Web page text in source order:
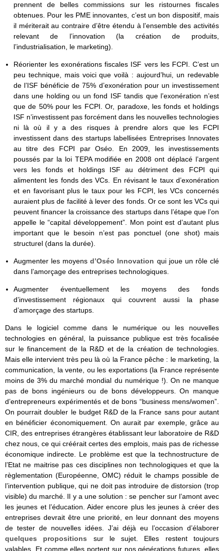
prennent de belles commissions sur les ristournes fiscales
obtenues. Pour les PME innovantes, c’est un bon dispositif, mais
il mériterait au contraire d’être étendu à l’ensemble des activités
relevant de l’innovation (la création de produits,
l’industrialisation, le marketing).
Réorienter les exonérations fiscales ISF vers les FCPI. C’est un
peu technique, mais voici que voilà : aujourd’hui, un redevable
de l’ISF bénéficie de 75% d’exonération pour un investissement
dans une holding ou un fond ISF tandis que l’exonération n’est
que de 50% pour les FCPI. Or, paradoxe, les fonds et holdings
ISF n’investissent pas forcément dans les nouvelles technologies
ni là où il y a des risques à prendre alors que les FCPI
investissent dans des startups labellisées Entreprises Innovates
au titre des FCPI par Oséo. En 2009, les investissements
poussés par la loi TEPA modifiée en 2008 ont déplacé l’argent
vers les fonds et holdings ISF au détriment des FCPI qui
alimentent les fonds des VCs. En révisant le taux d’exonération
et en favorisant plus le taux pour les FCPI, les VCs concernés
auraient plus de facilité à lever des fonds. Or ce sont les VCs qui
peuvent financer la croissance des startups dans l’étape que l’on
appelle le “capital développement”. Mon point est d’autant plus
important que le besoin n’est pas ponctuel (one shot) mais
structurel (dans la durée).
Augmenter les moyensd’Oséo Innovation qui joue un rôle clé
dans l’amorçage des entreprises technologiques.
Augmenter éventuellement les moyens des fonds
d’investissement régionaux qui couvrent aussi la phase
d’amorçage des startups.
Dans le logiciel comme dans le numérique ou les nouvelles
technologies en général, la puissance publique est très focalisée
sur le financement de la R&D et de la création de technologies.
Mais elle intervient très peu là où la France pêche : le marketing, la
communication, la vente, ou les exportations (la France représente
moins de 3% du marché mondial du numérique !). On ne manque
pas de bons ingénieurs ou de bons développeurs. On manque
d’entrepreneurs expérimentés et de bons “business mens/women”.
On pourrait doubler le budget R&D de la France sans pour autant
en bénéficier économiquement. On aurait par exemple, grâce au
CIR, des entreprises étrangères établissant leur laboratoire de R&D
chez nous, ce qui créérait certes des emplois, mais pas de richesse
économique indirecte. Le problème est que la technostructure de
l’Etat ne maitrise pas ces disciplines non technologiques et que la
règlementation (Européenne, OMC) réduit le champs possible de
l’intervention publique, qui ne doit pas introduire de distorsion (trop
visible) du marché. Il y a une solution : se pencher sur l’amont avec
les jeunes et l’éducation. Aider encore plus les jeunes à créer des
entreprises devrait être une priorité, en leur donnant des moyens
de tester de nouvelles idées. J’ai déjà eu l’occasion d’élaborer
quelques propositions sur le sujet. Elles restent toujours
valables. Et comme elles portent sur nos générations futures, elles